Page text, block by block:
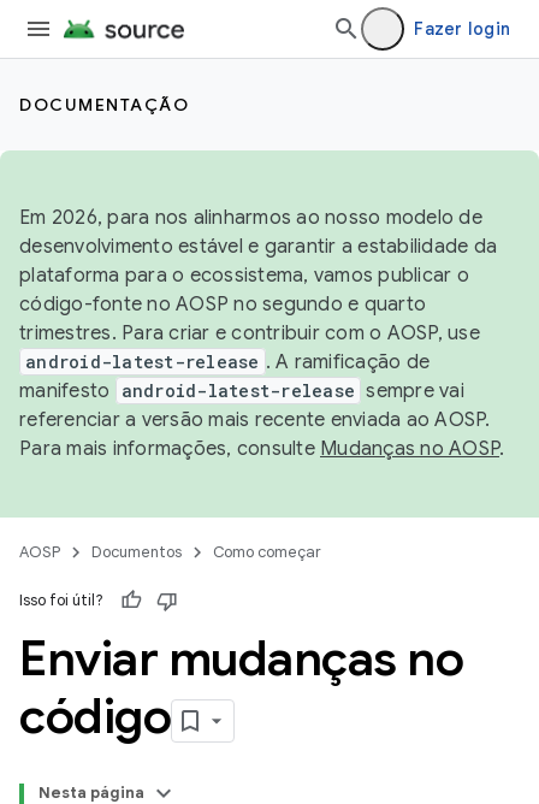
Fazer login
DOCUMENTAÇÃO
Em 2026, para nos alinharmos ao nosso modelo de
desenvolvimento estável e garantir a estabilidade da
plataforma para o ecossistema, vamos publicar o
código-fonte no AOSP no segundo e quarto
trimestres. Para criar e contribuir com o AOSP, use
android-latest-release . A ramificação de
manifesto
android-latest-release sempre vai
referenciar a versão mais recente enviada ao AOSP.
Para mais informações, consulte Mudanças no AOSP.
AOSP Documentos Como começar
Isso foi útil?
Enviar mudanças no
código
Nesta página